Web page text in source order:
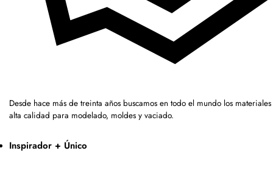
Desde hace más de treinta años buscamos en todo el mundo los
alta calidad para modelado, moldes y vaciado.
Inspirador + Único